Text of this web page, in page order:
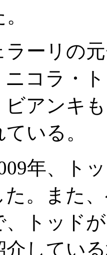
ラーリの
ニコラ・
ビアンキ
いる。
年、ト
た。また
、トッド
介してい